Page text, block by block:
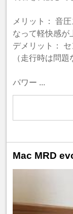
メリット： 音
なって軽快感が
デメリット：
（走行時は問
パワー ...
Mac MRD